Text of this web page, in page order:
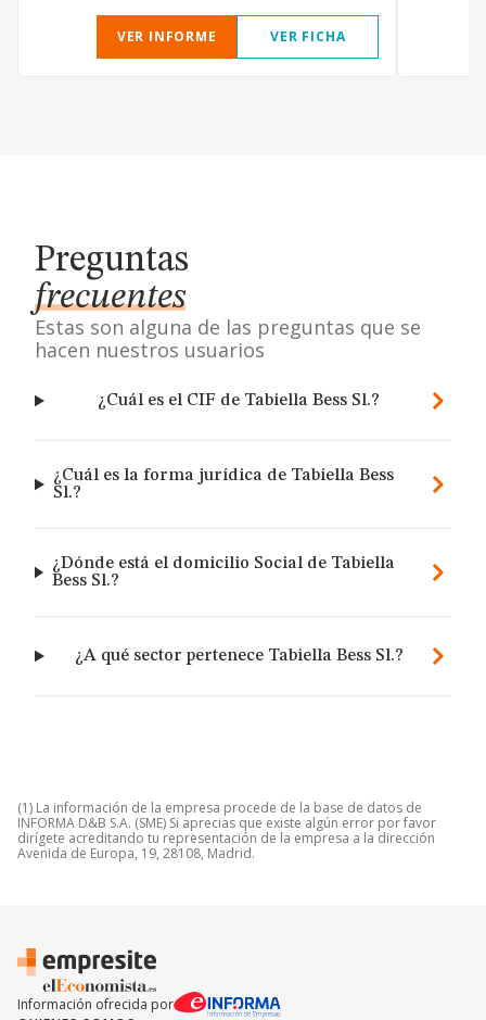
VER INFORME VER FICHA
Preguntas
frecuentes
Estas son alguna de las preguntas que se
hacen nuestros usuarios
¿Cuál es el CIF de Tabiella Bess Sl.?
¿Cuál es la forma jurídica de Tabiella Bess
Sl.?
¿Dónde está el domicilio Social de Tabiella
Bess Sl.?
¿A qué sector pertenece Tabiella Bess Sl.?
(1) La información de la empresa procede de la base de datos de
INFORMA D&B S.A. (SME) Si aprecias que existe algún error por favor
dirígete acreditando tu representación de la empresa a la dirección
Avenida de Europa, 19, 28108, Madrid.
Información ofrecida por